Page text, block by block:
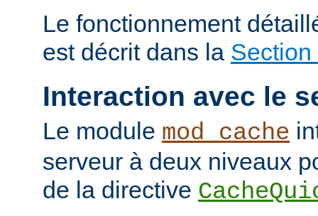
Le fonctionnement
est décrit dans la
Interaction avec le
Le module mod_cache
serveur à deux niveaux
de la directive